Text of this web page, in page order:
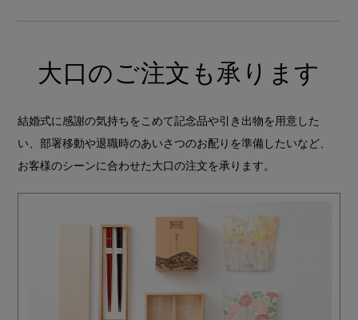
大口のご注文も承ります
結婚式に感謝の気持ちをこめて記念品や引き出物を用意した
い、部署移動や退職時のあいさつのお配りを準備したいなど、
お客様のシーンに合わせた大口の注文を承ります。